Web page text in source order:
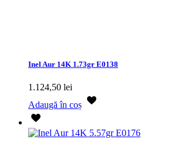
Inel Aur 14K 1.73gr E0138
1.124,50 lei
Adaugă în coș